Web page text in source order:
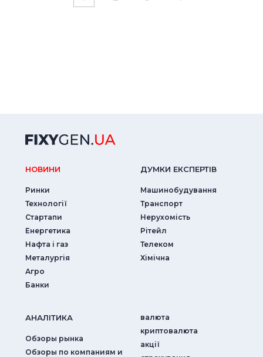
НОВИНИ
Ринки
Технології
Стартапи
Енергетика
Нафта і газ
Металургія
Агро
Банки
ДУМКИ ЕКСПЕРТIВ
Машинобудування
Транспорт
Нерухомість
Рітейл
Телеком
Хімічна
АНАЛIТИКА
Обзоры рынка
Обзоры по компаниям и
валюта
криптовалюта
акції